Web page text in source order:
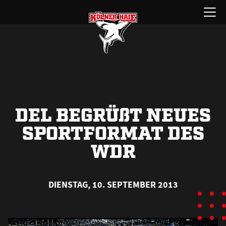
Menü
öffnen
DEL BEGRÜßT NEUES
SPORTFORMAT DES
WDR
DIENSTAG, 10. SEPTEMBER 2013